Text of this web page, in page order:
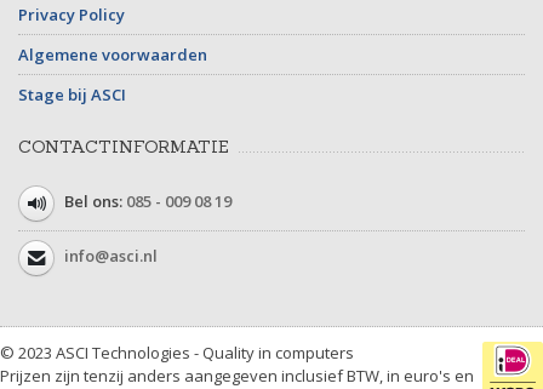
Privacy Policy
Algemene voorwaarden
Stage bij ASCI
CONTACTINFORMATIE
Bel ons: 085 - 009 08 19
info@asci.nl
© 2023 ASCI Technologies - Quality in computers
Prijzen zijn tenzij anders aangegeven inclusief BTW, in euro's en